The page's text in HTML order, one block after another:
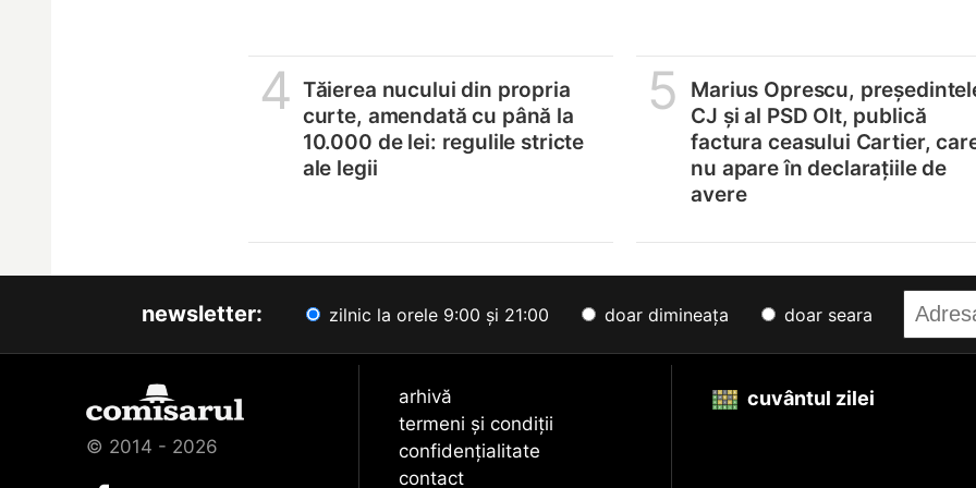
4 Tăierea nucului din propria
curte, amendată cu până la
10.000 de lei: regulile stricte
ale legii
5
Marius Oprescu,
CJ și al PSD Olt, publică
factura ceasului Cartier,
nu apare în declarațiile de
avere
newsletter: zilnic la orele 9:00 și 21:00 doar dimineața doar seara
© 2014 - 2026
arhivă
termeni și condiții
confidențialitate
contact
cuvântul zilei